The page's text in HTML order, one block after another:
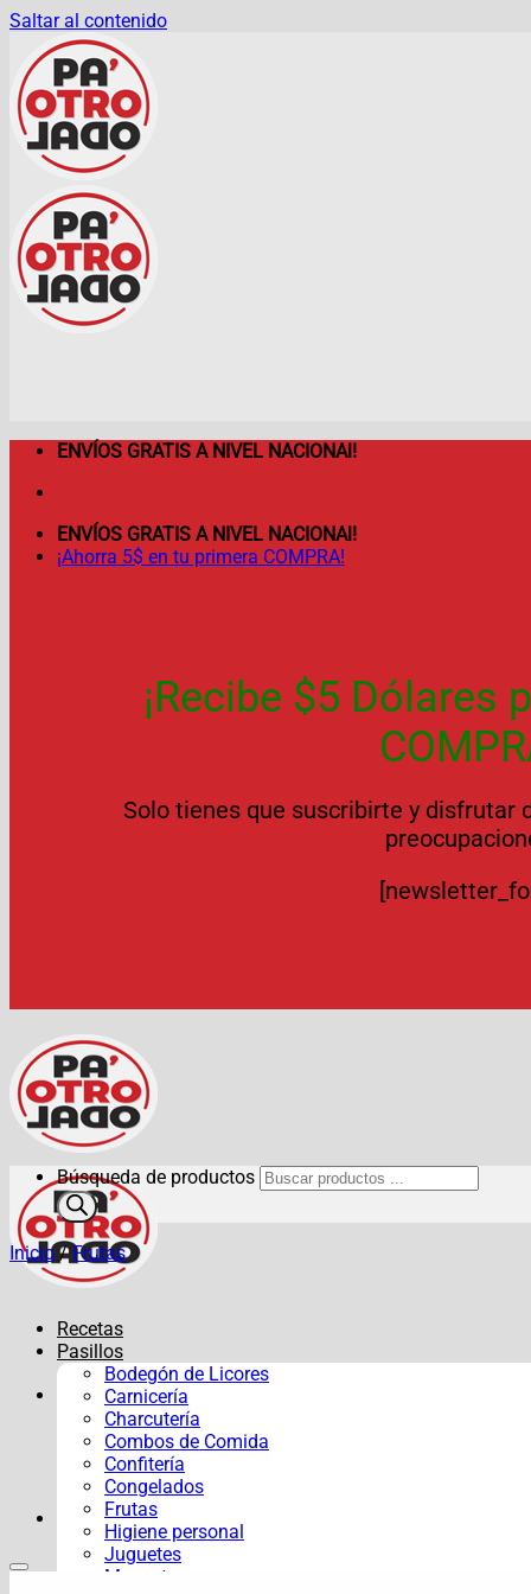
Saltar al contenido
ENVÍOS GRATIS A NIVEL NACIONAl!
ENVÍOS GRATIS A NIVEL NACIONAl!
¡Ahorra 5$ en tu primera COMPRA!
¡Recibe $5 Dólares
Solo tienes que suscribirte y disfrutar
Recetas
Pasillos
Bodegón de Licores
Carnicería
Charcutería
Combos de Comida
Confitería
Congelados
Frutas
Higiene personal
Juguetes
Mascotas
Búsqueda de productos
Inicio / Frutas